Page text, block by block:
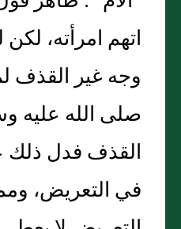
اتهم امرأته،
وجه غير القذف
صلى الله عليه
القذف فدل ذلك
في التعريض،